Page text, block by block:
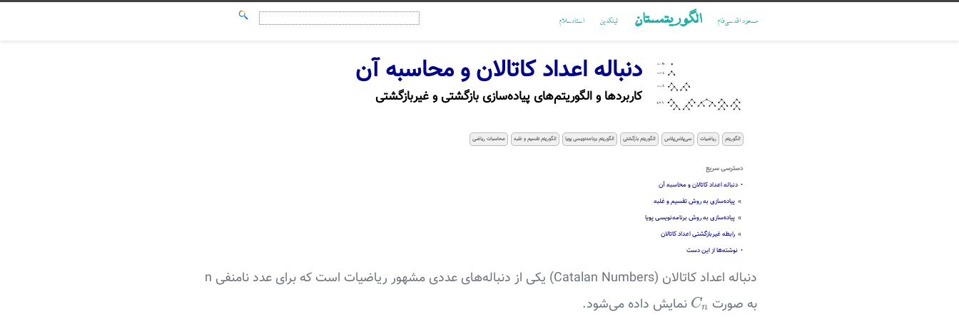
مسعود اقدسی‌فام الگوریتمستان لینکدین استادسلام
دنباله اعداد کاتالان و محاسبه آن
کاربردها و الگوریتم‌های پیاده‌سازی بازگشتی و غیربازگشتی
الگوریتم ریاضیات سی‌پلاس‌پلاس الگوریتم بازگشتی الگوریتم برنامه‌نویسی پویا الگوریتم تقسیم و غلبه محاسبات ریاضی
دسترسی سریع
• دنباله اعداد کاتالان و محاسبه آن
» پیاده‌سازی به روش تقسیم و غلبه
» پیاده‌سازی به روش برنامه‌نویسی پویا
» رابطه غیربازگشتی اعداد کاتالان
• نوشته‌ها از این دست
دنباله اعداد کاتالان (Catalan Numbers) یکی از دنباله‌های عددی مشهور ریاضیات است که برای عدد نامنفی n
به صورت
Cn
Cn نمایش داده می‌شود.